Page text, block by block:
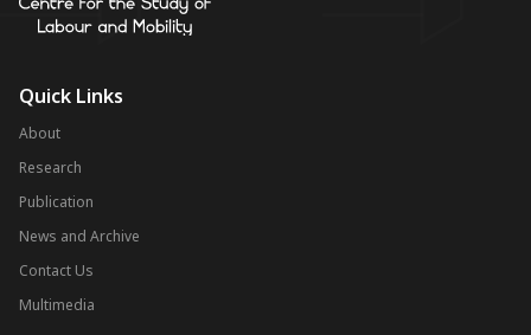
Quick Links
About
Research
Publication
News and Archive
Contact Us
Multimedia